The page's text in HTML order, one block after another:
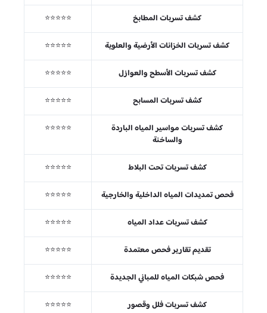
كشف تسربات المطابخ ⭐⭐⭐⭐⭐
كشف تسربات الخزانات الأرضية والعلوية ⭐⭐⭐⭐⭐
كشف تسربات الأسطح والعوازل ⭐⭐⭐⭐⭐
كشف تسربات المسابح ⭐⭐⭐⭐⭐
كشف تسربات مواسير المياه الباردة
والساخنة
⭐⭐⭐⭐⭐
كشف تسربات تحت البلاط ⭐⭐⭐⭐⭐
فحص تمديدات المياه الداخلية والخارجية ⭐⭐⭐⭐⭐
كشف تسربات عداد المياه ⭐⭐⭐⭐⭐
تقديم تقارير فحص معتمدة ⭐⭐⭐⭐⭐
فحص شبكات المياه للمباني الجديدة ⭐⭐⭐⭐⭐
كشف تسربات فلل وقصور ⭐⭐⭐⭐⭐